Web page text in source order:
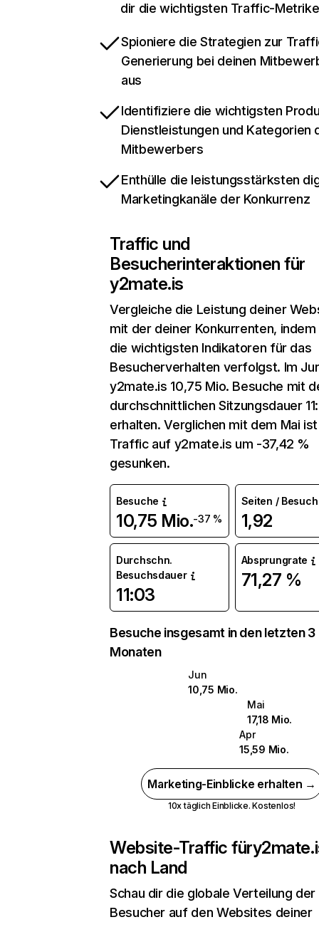
dir die wichtigsten Traffic-
Spioniere die Strategien zur
Generierung bei deinen
aus
Identifiziere die wichtigsten
Dienstleistungen und Kategorien
Mitbewerbers
Enthülle die leistungsstärksten
Marketingkanäle der Konkurrenz
Traffic und
Besucherinteraktionen für
y2mate.is
Vergleiche die Leistung deiner
mit der deiner Konkurrenten, indem
die wichtigsten Indikatoren für das
Besucherverhalten verfolgst. Im
y2mate.is 10,75 Mio. Besuche mit
durchschnittlichen Sitzungsdauer
erhalten. Verglichen mit dem Mai
Traffic auf y2mate.is um -37,42 %
gesunken.
Besuche
10,75 Mio.-37 %
Seiten / Besuch
1,92
Durchschn.
Besuchsdauer
11:03
Absprungrate
71,27 %
Besuche insgesamt in den letzten 3
Monaten
Jun
10,75 Mio.
Mai
17,18 Mio.
Apr
15,59 Mio.
Marketing-Einblicke erhalten →
10x täglich Einblicke. Kostenlos!
Website-Traffic für
nach Land
Schau dir die globale Verteilung der
Besucher auf den Websites deiner